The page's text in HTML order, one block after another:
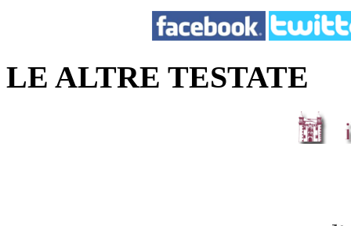
LE ALTRE TESTATE